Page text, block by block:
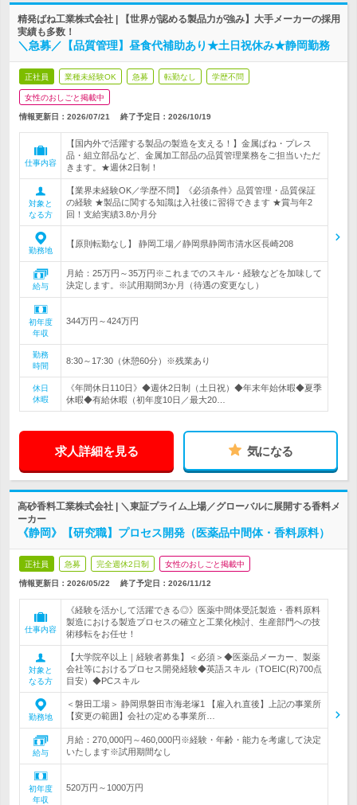
精発ばね工業株式会社 | 【世界が認める製品力が強み】大手メーカーの採用
実績も多数！
＼急募／【品質管理】昼食代補助あり★土日祝休み★静岡勤務
正社員 業種未経験OK 急募 転勤なし 学歴不問
女性のおしごと掲載中
情報更新日：2026/07/21 終了予定日： 2026/10/19
仕事内容
【国内外で活躍する製品の製造を支える！】金属ばね・プレス
品・組立部品など、金属加工部品の品質管理業務をご担当いただ
きます。★週休2日制！
対象と
なる方
【業界未経験OK／学歴不問】《必須条件》品質管理・品質保証
の経験 ★製品に関する知識は入社後に習得できます ★賞与年2
回！支給実績3.8か月分
勤務地
【原則転勤なし】 静岡工場／静岡県静岡市清水区長崎208
給与
月給：25万円～35万円※これまでのスキル・経験などを加味して
決定します。※試用期間3か月（待遇の変更なし）
初年度
年収
344万円～424万円
勤務
時間
8:30～17:30（休憩60分）※残業あり
休日
休暇
《年間休日110日》◆週休2日制（土日祝）◆年末年始休暇◆夏季
休暇◆有給休暇（初年度10日／最大20…
求人詳細を見る 気になる
高砂香料工業株式会社 | ＼東証プライム上場／グローバルに展開する香料メ
ーカー
《静岡》【研究職】プロセス開発（医薬品中間体・香料原料）
正社員 急募 完全週休2日制 女性のおしごと掲載中
情報更新日：2026/05/22 終了予定日： 2026/11/12
仕事内容
《経験を活かして活躍できる◎》医薬中間体受託製造・香料原料
製造における製造プロセスの確立と工業化検討、生産部門への技
術移転をお任せ！
対象と
なる方
【大学院卒以上｜経験者募集】＜必須＞◆医薬品メーカー、製薬
会社等におけるプロセス開発経験◆英語スキル（TOEIC(R)700点
目安）◆PCスキル
勤務地
＜磐田工場＞ 静岡県磐田市海老塚1 【雇入れ直後】上記の事業所
【変更の範囲】会社の定める事業所…
給与
月給：270,000円～460,000円※経験・年齢・能力を考慮して決定
いたします※試用期間なし
初年度
年収
520万円～1000万円